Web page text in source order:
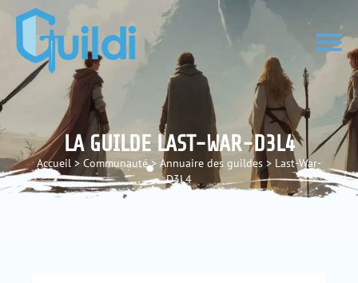
LA GUILDE LAST-WAR-D3L4
Accueil > Communauté > Annuaire des guildes > Last-War-
D3L4